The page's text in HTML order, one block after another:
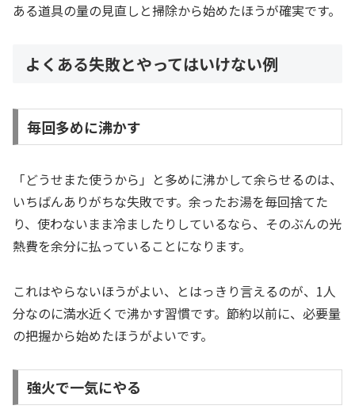
ある道具の量の見直しと掃除から始めたほうが確実です。
よくある失敗とやってはいけない例
毎回多めに沸かす
「どうせまた使うから」と多めに沸かして余らせるのは、
いちばんありがちな失敗です。余ったお湯を毎回捨てた
り、使わないまま冷ましたりしているなら、そのぶんの光
熱費を余分に払っていることになります。
これはやらないほうがよい、とはっきり言えるのが、1人
分なのに満水近くで沸かす習慣です。節約以前に、必要量
の把握から始めたほうがよいです。
強火で一気にやる